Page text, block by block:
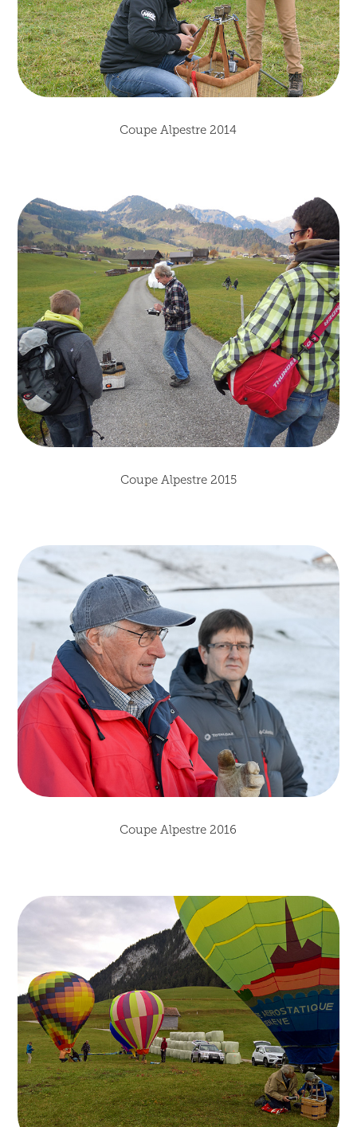
Coupe Alpestre 2014
Coupe Alpestre 2015
Coupe Alpestre 2016